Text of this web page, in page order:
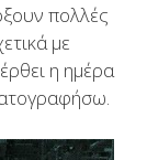
πολλές
με
η ημέρα